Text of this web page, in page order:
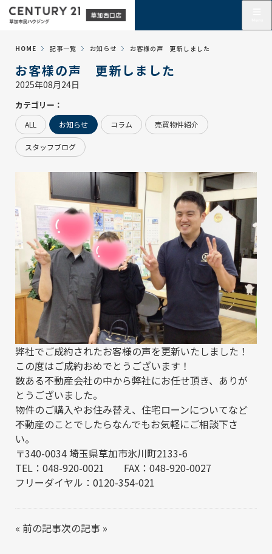
HOME 記事一覧 お知らせ お客様の声 更新しました
お客様の声 更新しました
2025年08月24日
カテゴリー：
ALL お知らせ コラム 売買物件紹介
スタッフブログ
弊社でご成約されたお客様の声を更新いたしました！
この度はご成約おめでとうございます！
数ある不動産会社の中から弊社にお任せ頂き、ありが
とうございました。
物件のご購入やお住み替え、住宅ローンについてなど
不動産のことでしたらなんでもお気軽にご相談下さ
い。
〒340-0034 埼玉県草加市氷川町2133-6
TEL：048-920-0021 FAX：048-920-0027
フリーダイヤル：0120-354-021
« 前の記事次の記事 »